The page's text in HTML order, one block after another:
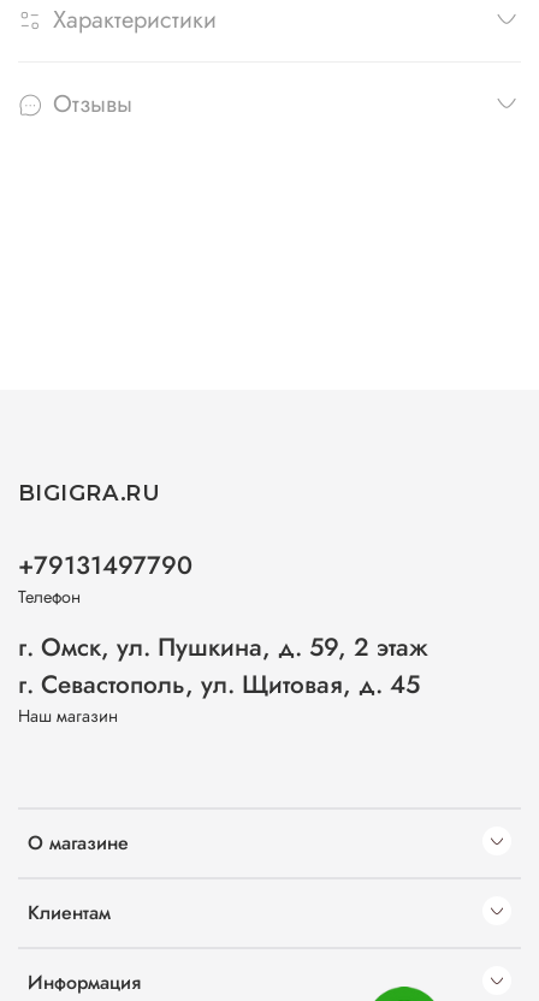
Характеристики
Отзывы
О магазине
Клиентам
Информация
BIGIGRA.RU
+79131497790
Телефон
г. Омск, ул. Пушкина, д. 59, 2 этаж
г. Севастополь, ул. Щитовая, д. 45
Наш магазин